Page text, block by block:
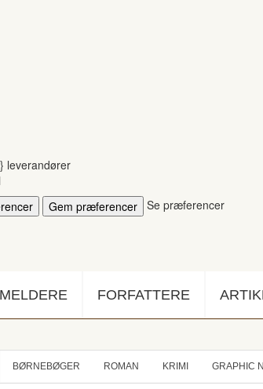
leverandører
Gem præferencer Se præferencer
FORFATTERE
BØRNEBØGER ROMAN KRIMI GRAPHIC